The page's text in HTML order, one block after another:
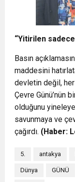
“Yitirilen
Basın
maddesini
devletin değil,
Çevre Günü’nün
olduğunu
savunmaya ve
çağırdı. (Haber:
5. antakya
Dünya GÜNÜ